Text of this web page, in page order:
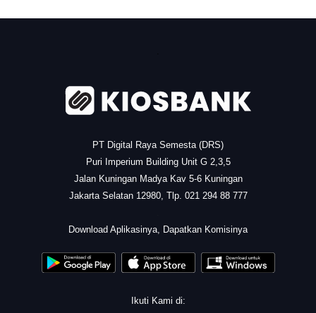
PT Digital Raya Semesta (DRS)
Puri Imperium Building Unit G 2,3,5
Jalan Kuningan Madya Kav 5-6 Kuningan
Jakarta Selatan 12980, Tlp. 021 294 88 777
Download Aplikasinya, Dapatkan Komisinya
Ikuti Kami di: